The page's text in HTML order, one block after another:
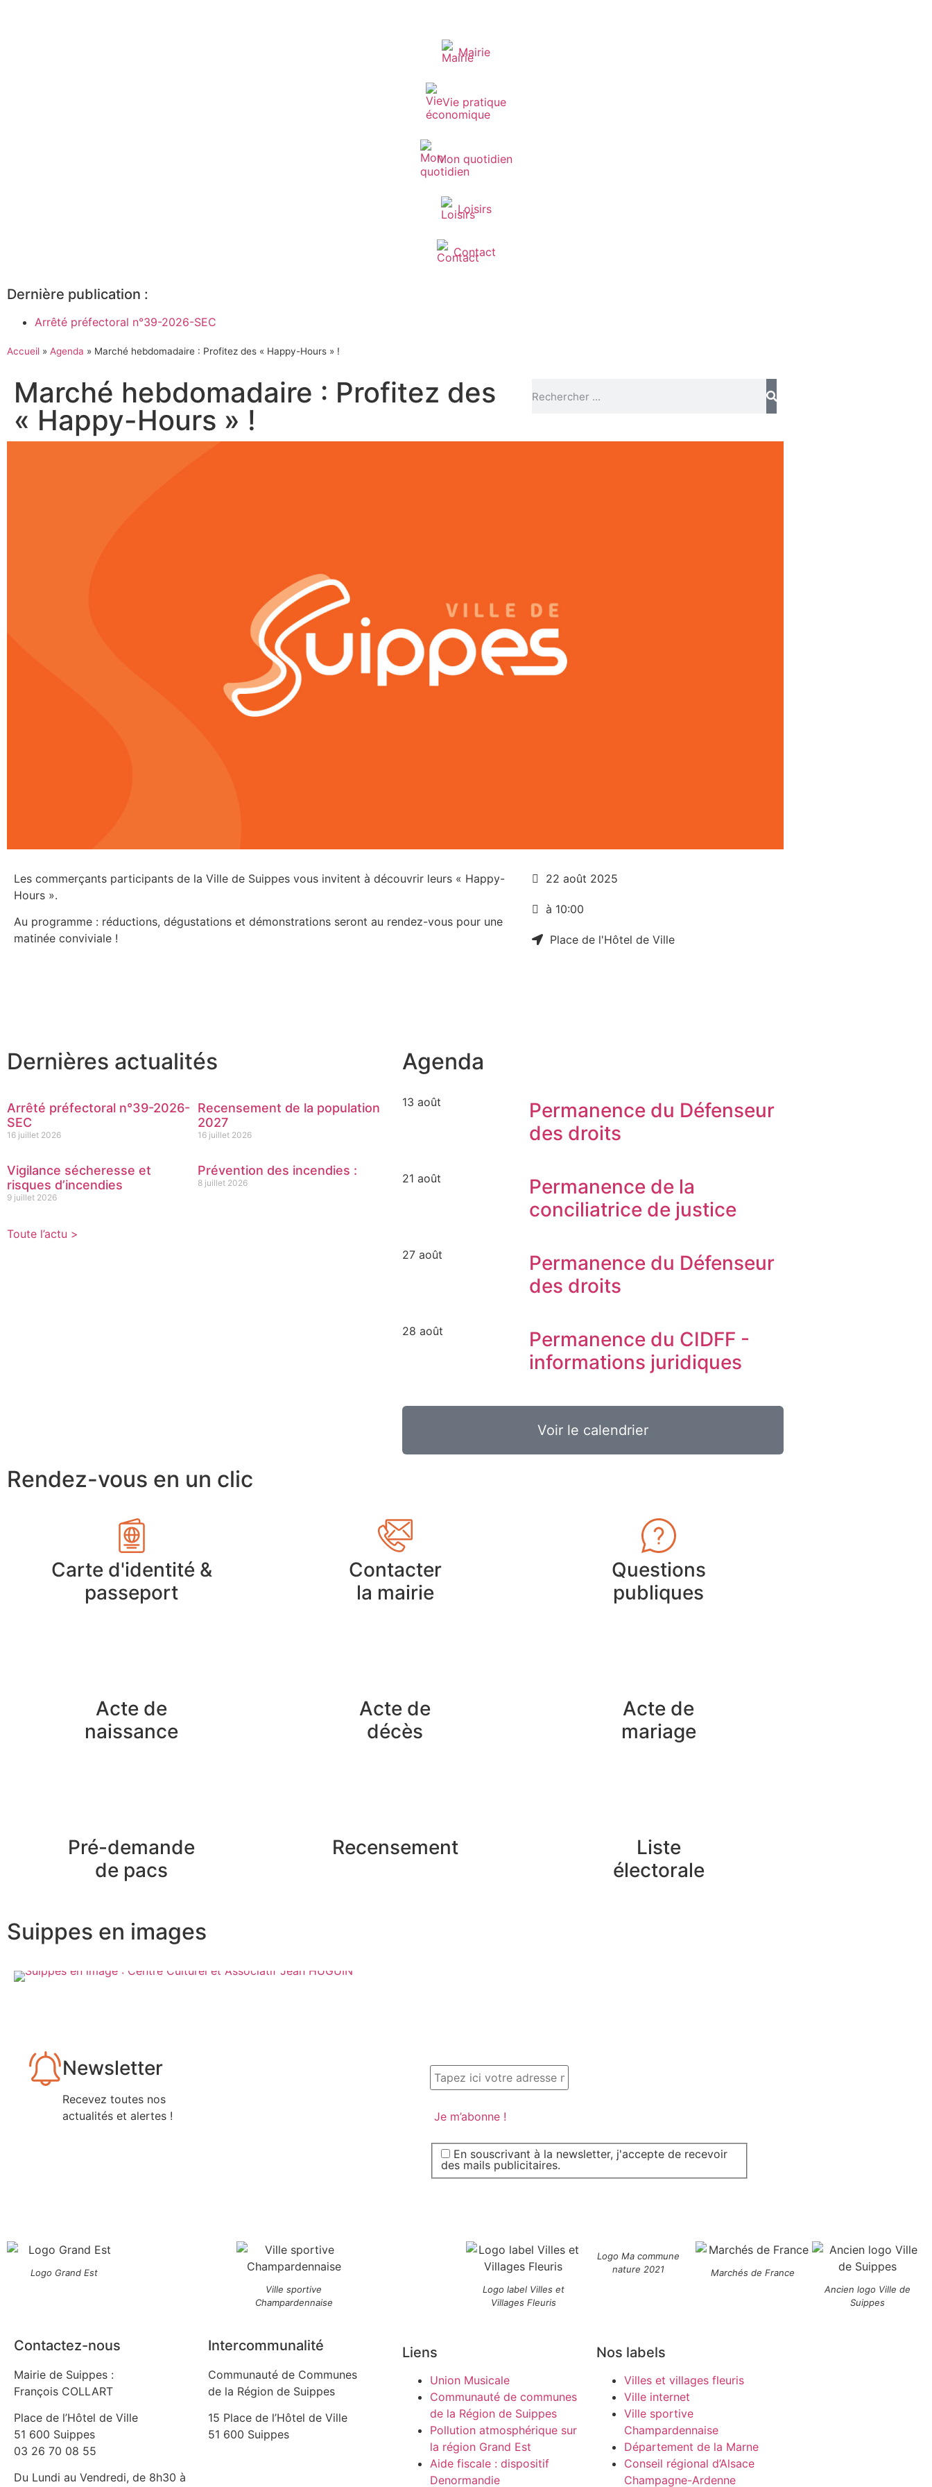
Mairie
Vie pratique
Mon quotidien
Loisirs
Contact
Dernière publication :
Arrêté préfectoral n°39-2026-SEC
Accueil » Agenda » Marché hebdomadaire : Profitez des « Happy-Hours » !
Marché hebdomadaire : Profitez des
« Happy-Hours » !
Les commerçants participants de la Ville de Suippes vous invitent à découvrir leurs « Happy-
Hours ».
Au programme : réductions, dégustations et démonstrations seront au rendez-vous pour une
matinée conviviale !
22 août 2025
à 10:00
Place de l'Hôtel de Ville
Dernières actualités
Arrêté préfectoral n°39-2026-
SEC
16 juillet 2026
Recensement de la population
2027
16 juillet 2026
Vigilance sécheresse et
risques d’incendies
9 juillet 2026
Prévention des incendies :
8 juillet 2026
Toute l’actu >
Agenda
13 août
Permanence du Défenseur
des droits
21 août
Permanence de la
conciliatrice de justice
27 août
Permanence du Défenseur
des droits
28 août
Permanence du CIDFF -
informations juridiques
Voir le calendrier
Rendez-vous en un clic
Carte d'identité &
passeport
Contacter
la mairie
Questions
publiques
Acte de
naissance
Acte de
décès
Acte de
mariage
Pré-demande
de pacs
Recensement
Liste
électorale
Suippes en images
Newsletter
Recevez toutes nos
actualités et alertes !
En souscrivant à la newsletter, j'accepte de recevoir
des mails publicitaires.
Logo Grand Est
Ville sportive
Champardennaise
Logo label Villes et
Villages Fleuris
Logo Ma commune
nature 2021
Marchés de France
Ancien logo Ville de
Suippes
Contactez-nous
Mairie de Suippes :
François COLLART
Place de l’Hôtel de Ville
51 600 Suippes
03 26 70 08 55
Du Lundi au Vendredi, de 8h30 à
Intercommunalité
Communauté de Communes
de la Région de Suippes
15 Place de l’Hôtel de Ville
51 600 Suippes
Liens
Union Musicale
Communauté de communes
de la Région de Suippes
Pollution atmosphérique sur
la région Grand Est
Aide fiscale : dispositif
Denormandie
Nos labels
Villes et villages fleuris
Ville internet
Ville sportive
Champardennaise
Département de la Marne
Conseil régional d’Alsace
Champagne-Ardenne